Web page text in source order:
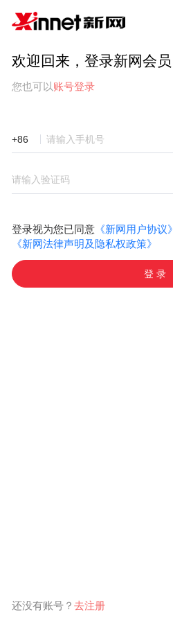
欢迎回来，登录新网会员
您也可以账号登录
+86
登录视为您已同意《新网用户协议》
《新网法律声明及隐私权政策》
登 录
还没有账号？ 去注册